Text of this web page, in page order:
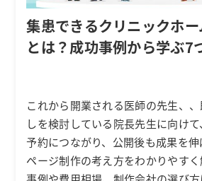
集患できるクリニックホ
とは？成功事例から学ぶ7
これから開業される医師の先生、
しを検討している院長先生に向けて
予約につながり、公開後も成果を
ページ制作の考え方をわかりやす